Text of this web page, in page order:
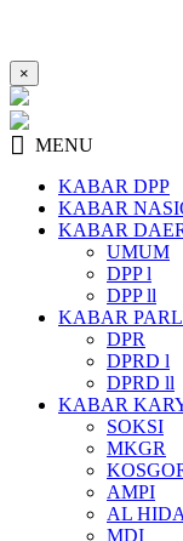
×
MENU
KABAR DPP
KABAR
KABAR
UMUM
DPP l
DPP ll
KABAR
DPR
DPRD l
DPRD ll
KABAR
SOKSI
MKGR
AMPI
AL
MDI